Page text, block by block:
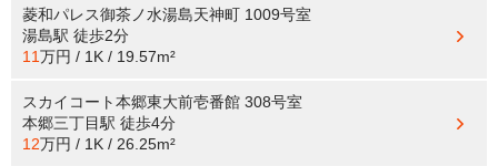
菱和パレス御茶ノ水湯島天神町 1009号室
湯島駅 徒歩2分
11万円 / 1K / 19.57m²
スカイコート本郷東大前壱番館 308号室
本郷三丁目駅 徒歩4分
12万円 / 1K / 26.25m²